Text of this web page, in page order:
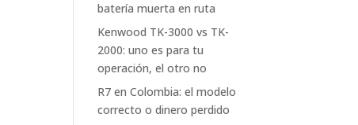
batería muerta en ruta
Kenwood TK-3000 vs TK-
2000: uno es para tu
operación, el otro no
R7 en Colombia: el modelo
correcto o dinero perdido